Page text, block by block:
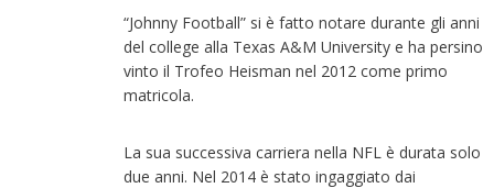
“Johnny Football” si è fatto notare durante gli anni
del college alla Texas A&M University e ha persino
vinto il Trofeo Heisman nel 2012 come primo
matricola.
La sua successiva carriera nella NFL è durata solo
due anni. Nel 2014 è stato ingaggiato dai